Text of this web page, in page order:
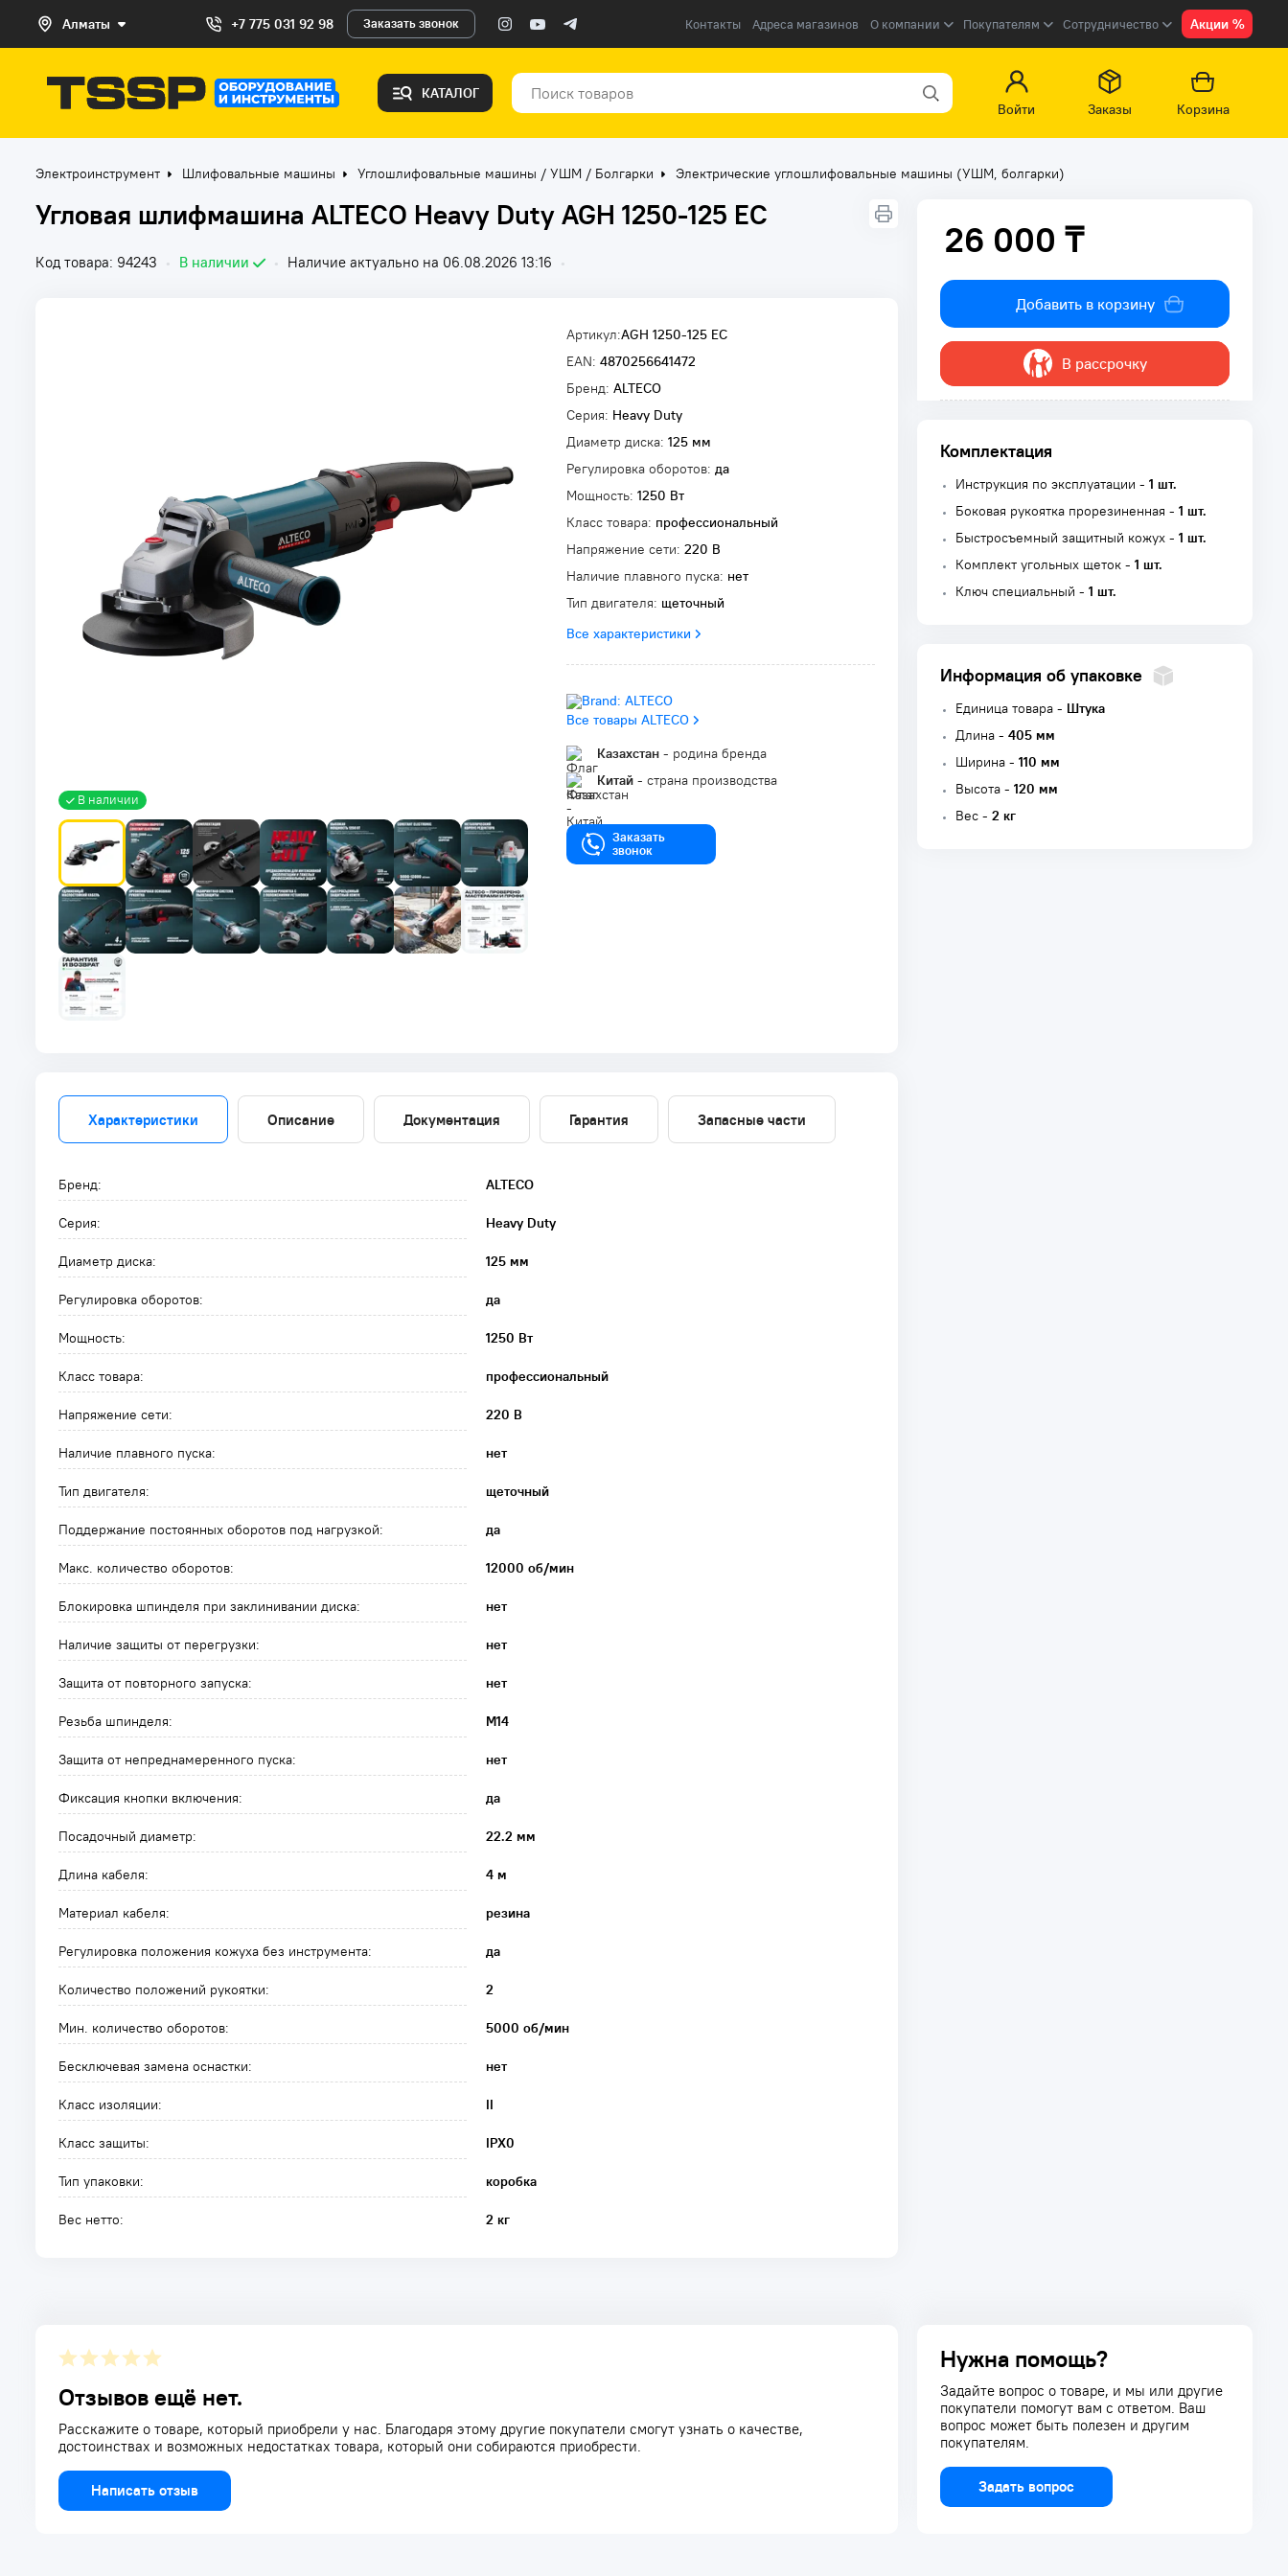
Алматы +7 775 031 92 98 Заказать звонок Контакты Адреса магазинов О компании Покупателям Сотрудничество Акции %
КАТАЛОГ
Войти
Заказы Корзина
Электроинструмент Шлифовальные машины Углошлифовальные машины / УШМ / Болгарки Электрические углошлифовальные машины (УШМ, болгарки)
Угловая шлифмашина ALTECO Heavy Duty AGH 1250-125 EC
Код товара: 94243 • В наличии • Наличие актуально на 06.08.2026 13:16 •
В наличии
Артикул:AGH 1250-125 EC
EAN: 4870256641472
Бренд: ALTECO
Серия: Heavy Duty
Диаметр диска: 125 мм
Регулировка оборотов: да
Мощность: 1250 Вт
Класс товара: профессиональный
Напряжение сети: 220 В
Наличие плавного пуска: нет
Тип двигателя: щеточный
Все характеристики
Все товары ALTECO
Казахстан - родина бренда
Китай - страна производства
Заказать
звонок
26 000 ₸
26 000 ₸
Добавить в корзину
В рассрочку
Комплектация
Инструкция по эксплуатации - 1 шт.
Боковая рукоятка прорезиненная - 1 шт.
Быстросъемный защитный кожух - 1 шт.
Комплект угольных щеток - 1 шт.
Ключ специальный - 1 шт.
Информация об упаковке
Единица товара - Штука
Длина - 405 мм
Ширина - 110 мм
Высота - 120 мм
Вес - 2 кг
Характеристики Описание Документация Гарантия Запасные части
Бренд: ALTECO
Серия: Heavy Duty
Диаметр диска: 125 мм
Регулировка оборотов: да
Мощность: 1250 Вт
Класс товара: профессиональный
Напряжение сети: 220 В
Наличие плавного пуска: нет
Тип двигателя: щеточный
Поддержание постоянных оборотов под нагрузкой: да
Макс. количество оборотов: 12000 об/мин
Блокировка шпинделя при заклинивании диска: нет
Наличие защиты от перегрузки: нет
Защита от повторного запуска: нет
Резьба шпинделя: M14
Защита от непреднамеренного пуска: нет
Фиксация кнопки включения: да
Посадочный диаметр: 22.2 мм
Длина кабеля: 4 м
Материал кабеля: резина
Регулировка положения кожуха без инструмента: да
Количество положений рукоятки: 2
Мин. количество оборотов: 5000 об/мин
Бесключевая замена оснастки: нет
Класс изоляции: II
Класс защиты: IPX0
Тип упаковки: коробка
Вес нетто: 2 кг
Отзывов ещё нет.
Расскажите о товаре, который приобрели у нас. Благодаря этому другие покупатели смогут узнать о качестве,
достоинствах и возможных недостатках товара, который они собираются приобрести.
Написать отзыв
Нужна помощь?
Задайте вопрос о товаре, и мы или другие
покупатели помогут вам с ответом. Ваш
вопрос может быть полезен и другим
покупателям.
Задать вопрос